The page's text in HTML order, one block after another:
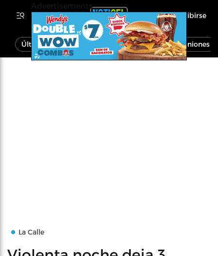
Inscribirse
Última Hora Noticias Economía Opiniones
La Calle
Advertisements